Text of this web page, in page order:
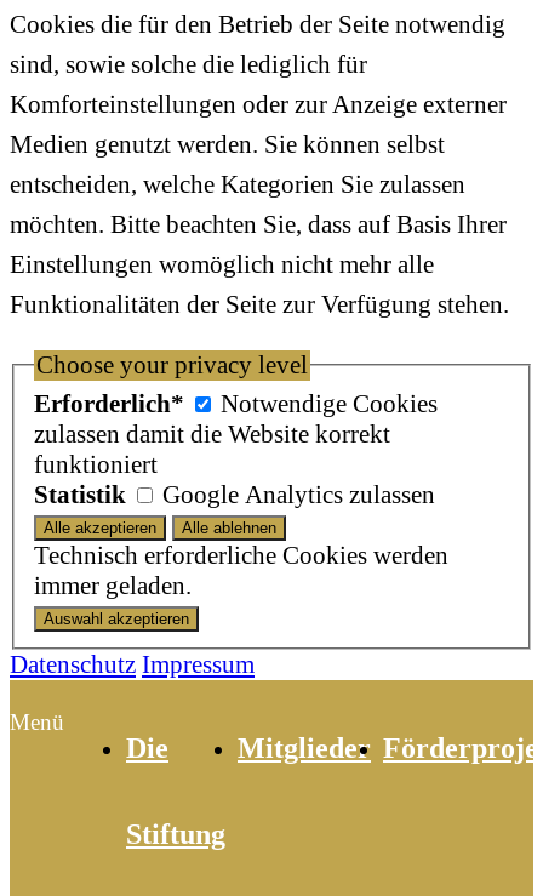
Cookies die für den Betrieb der Seite notwendig
sind, sowie solche die lediglich für
Komforteinstellungen oder zur Anzeige externer
Medien genutzt werden. Sie können selbst
entscheiden, welche Kategorien Sie zulassen
möchten. Bitte beachten Sie, dass auf Basis Ihrer
Einstellungen womöglich nicht mehr alle
Funktionalitäten der Seite zur Verfügung stehen.
Choose your privacy level
Erforderlich*
Notwendige Cookies
zulassen damit die Website korrekt
funktioniert
Statistik
Google Analytics zulassen
Technisch erforderliche Cookies werden
immer geladen.
Datenschutz Impressum
Menü
Die
Stiftung
Mitglieder